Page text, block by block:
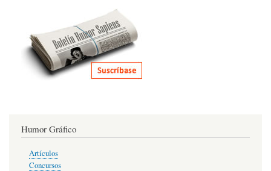
Humor Gráfico
Artículos
Concursos